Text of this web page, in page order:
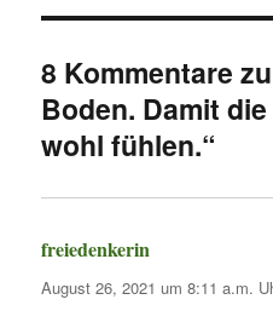
8 Kommentare
Boden. Damit
wohl fühlen.“
freiedenkerin
August 26, 2021 um 8:11 a.m.